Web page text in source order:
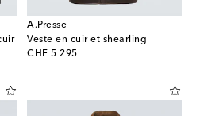
A.Presse
Veste en cuir et shearling
CHF 5 295
original price